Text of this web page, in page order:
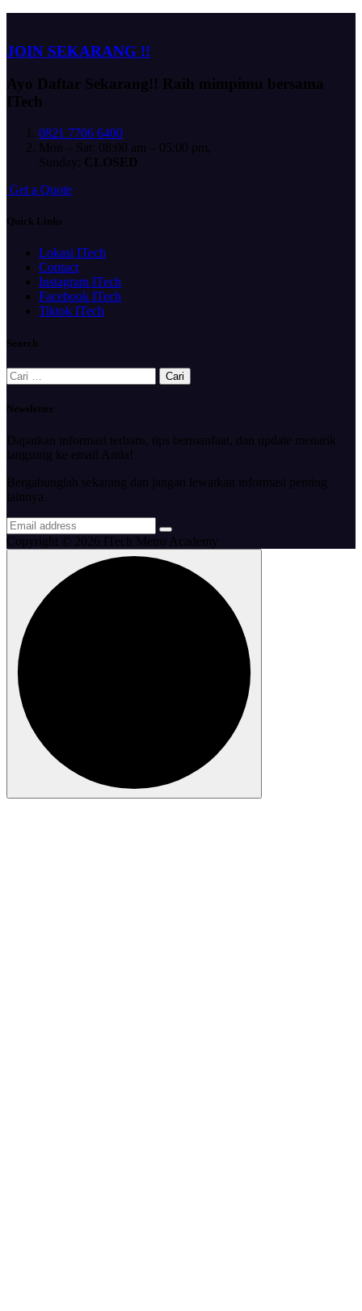
JOIN SEKARANG !!
Ayo Daftar Sekarang!! Raih mimpimu bersama
ITech
0821 7706 6400
Mon – Sat: 08:00 am – 05:00 pm,
Sunday: CLOSED
Get a Quote
Quick Links
Lokasi ITech
Contact
Instagram ITech
Facebook ITech
Tiktok ITech
Search
Cari
untuk:
Newsletter
Dapatkan informasi terbaru, tips bermanfaat, dan update menarik
langsung ke email Anda!
Bergabunglah sekarang dan jangan lewatkan informasi penting
lainnya.
Copyright © 2026 ITech Metro Academy